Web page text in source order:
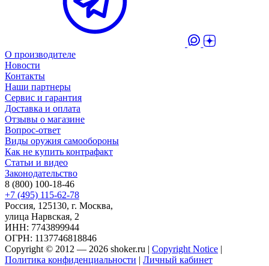
О производителе
Новости
Контакты
Наши партнеры
Сервис и гарантия
Доставка и оплата
Отзывы о магазине
Вопрос-ответ
Виды оружия самообороны
Как не купить контрафакт
Статьи и видео
Законодательство
8 (800) 100-18-46
+7 (495) 115-62-78
Россия, 125130, г. Москва,
улица Нарвская, 2
ИНН: 7743899944
ОГРН: 1137746818846
Copyright © 2012 — 2026 shoker.ru | Copyright Notice |
Политика конфиденциальности | Личный кабинет